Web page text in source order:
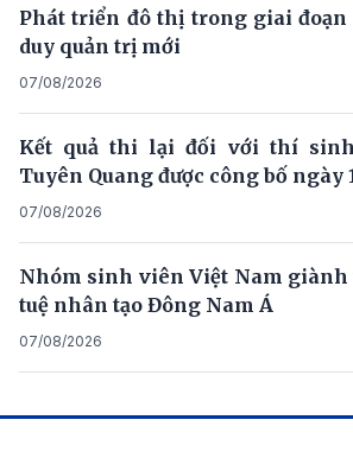
Phát triển đô thị trong giai đoạn
duy quản trị mới
07/08/2026
Kết quả thi lại đối với thí sinh
Tuyên Quang được công bố ngày
07/08/2026
Nhóm sinh viên Việt Nam giành
tuệ nhân tạo Đông Nam Á
07/08/2026